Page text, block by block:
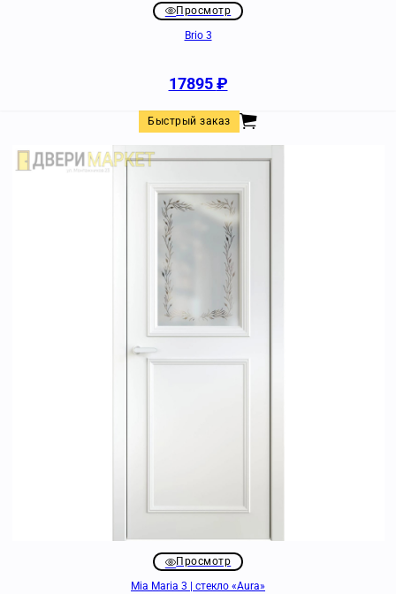
Просмотр
Brio 3
17895₽
Быстрый заказ
Просмотр
Mia Maria 3 | стекло «Aura»